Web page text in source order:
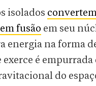
isolados
fusão em seu
energia na forma
exerce é
do